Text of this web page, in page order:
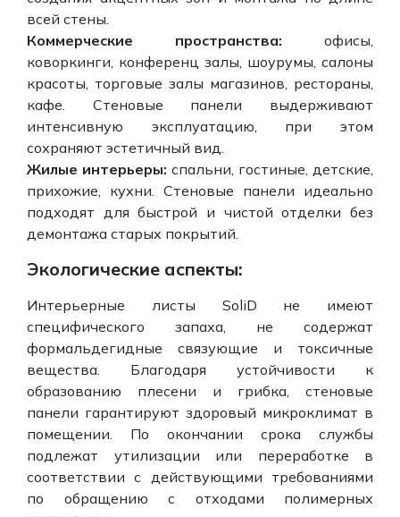
всей стены.
Коммерческие пространства: офисы,
коворкинги, конференц залы, шоурумы, салоны
красоты, торговые залы магазинов, рестораны,
кафе. Стеновые панели выдерживают
интенсивную эксплуатацию, при этом
сохраняют эстетичный вид.
Жилые интерьеры: спальни, гостиные, детские,
прихожие, кухни. Стеновые панели идеально
подходят для быстрой и чистой отделки без
демонтажа старых покрытий.
Экологические аспекты:
Интерьерные листы SoliD не имеют
специфического запаха, не содержат
формальдегидные связующие и токсичные
вещества. Благодаря устойчивости к
образованию плесени и грибка, стеновые
панели гарантируют здоровый микроклимат в
помещении. По окончании срока службы
подлежат утилизации или переработке в
соответствии с действующими требованиями
по обращению с отходами полимерных